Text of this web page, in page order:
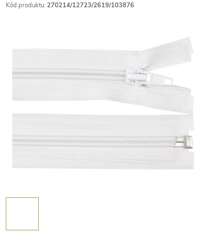
Kód produktu: 270214/12723/2619/103876